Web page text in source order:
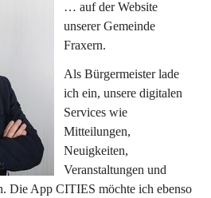
… auf der Website
unserer Gemeinde
Fraxern.
Als Bürgermeister lade
ich ein, unsere digitalen
Services wie
Mitteilungen,
Neuigkeiten,
Veranstaltungen und
Die App CITIES möchte ich ebenso